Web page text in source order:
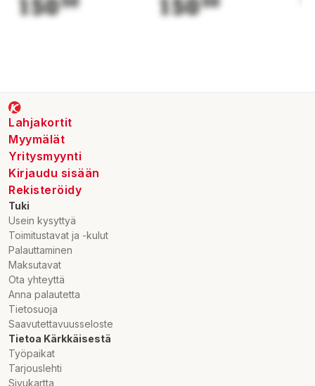
150 150
Lahjakortit
Myymälät
Yritysmyynti
Kirjaudu sisään
Rekisteröidy
Tuki
Usein kysyttyä
Toimitustavat ja -kulut
Palauttaminen
Maksutavat
Ota yhteyttä
Anna palautetta
Tietosuoja
Saavutettavuusseloste
Tietoa Kärkkäisestä
Työpaikat
Tarjouslehti
Sivukartta